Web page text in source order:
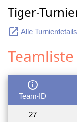
Tiger-
launch Alle Turnierdetails
Teamliste
info_outline
Team-ID
27